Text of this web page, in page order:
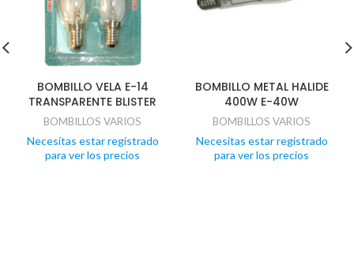
BOMBILLO VELA E-14
TRANSPARENTE BLISTER
BOMBILLOS VARIOS
Necesitas estar registrado
para ver los precios
BOMBILLO METAL HALIDE
400W E-40W
BOMBILLOS VARIOS
Necesitas estar registrado
para ver los precios